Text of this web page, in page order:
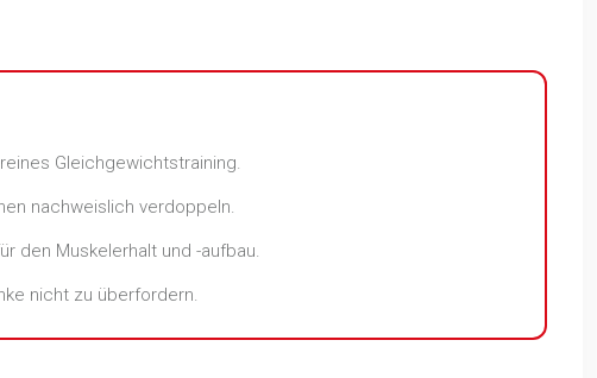
Gleichgewichtstraining.
nachweislich verdoppeln.
den Muskelerhalt und -aufbau.
nicht zu überfordern.